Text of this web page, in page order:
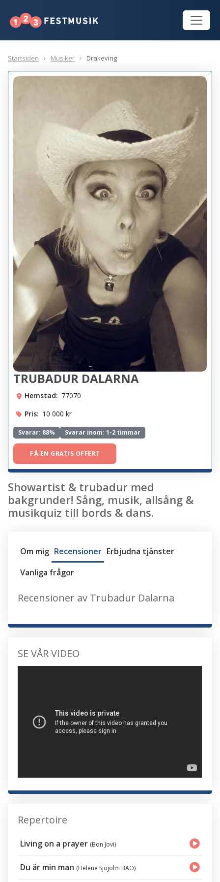
Startsiden Musiker Drakeving
TRUBADUR DALARNA
Hemstad: 77070
Pris: 10 000 kr
Svarar: 88% Svarar inom: 1-2 timmar
FÅ EN GRATIS OFFERT
Showartist & trubadur med
bakgrunder! Sång, musik, allsång &
musikquiz till bords & dans.
Om mig Recensioner Erbjudna tjänster
Vanliga frågor
Recensioner av Trubadur Dalarna
SE VÅR VIDEO
Repertoire
Living on a prayer (Bon Jovi)
Du är min man (Helene Sjöjolm BAO)